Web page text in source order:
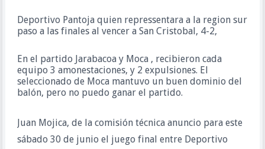
Deportivo Pantoja quien repressentara a la region sur
paso a las finales al vencer a San Cristobal, 4-2,
En el partido Jarabacoa y Moca , recibieron cada
equipo 3 amonestaciones, y 2 expulsiones. El
seleccionado de Moca mantuvo un buen dominio del
balón, pero no puedo ganar el partido.
Juan Mojica, de la comisión técnica anuncio para este
sábado 30 de junio el juego final entre Deportivo